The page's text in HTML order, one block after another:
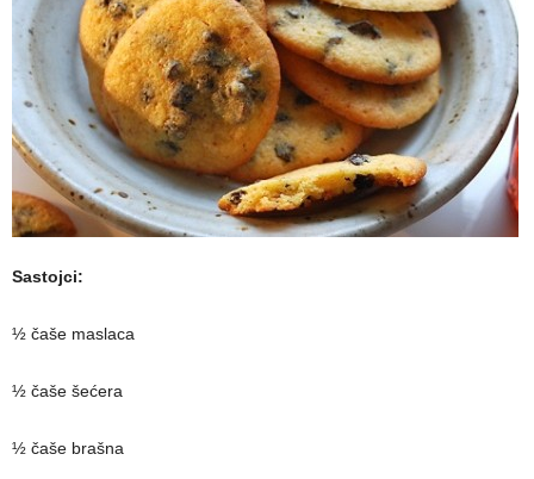
Sastojci:
½ čaše maslaca
½ čaše šećera
½ čaše brašna